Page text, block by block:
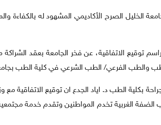
الخليل الصرح الأكاديمي المشهود له بالكفاءة
توقيع الاتفاقية، عن فخر الجامعة بعقد الشراكة
والطب الفرعي/ الطب الشرعي في كلية الطب
بكلية الطب د. اياد الجدع ان توقيع الاتفاقية مع
الغربية تخدم المواطنين وتقدم خدمة